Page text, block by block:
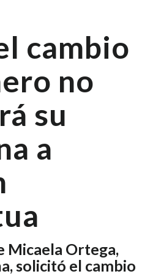
cambio
no
su
a
Micaela Ortega,
solicitó el cambio